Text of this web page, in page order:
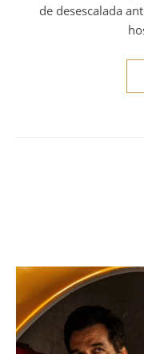
de desescalada